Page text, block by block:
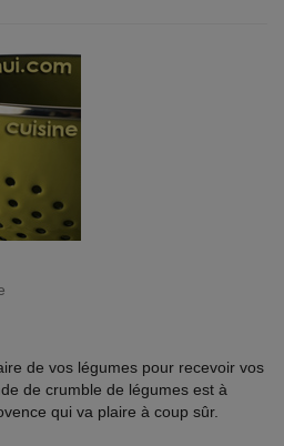
de vos légumes pour recevoir vos
de crumble de légumes est à
qui va plaire à coup sûr.